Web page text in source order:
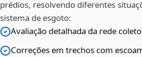
prédios, resolvendo diferentes
sistema de esgoto:
Avaliação detalhada da rede
Correções em trechos com